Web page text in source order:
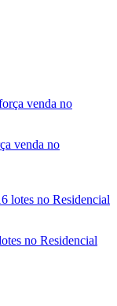
venda no
no Residencial